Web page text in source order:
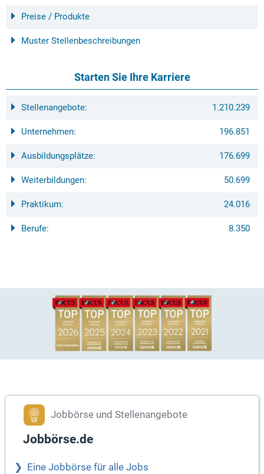
Preise / Produkte
Muster Stellenbeschreibungen
Starten Sie Ihre Karriere
Stellenangebote: 1.210.239
Unternehmen: 196.851
Ausbildungsplätze: 176.699
Weiterbildungen: 50.699
Praktikum: 24.016
Berufe: 8.350
Jobbörse und Stellenangebote
Jobbörse.de
Eine Jobbörse für alle Jobs